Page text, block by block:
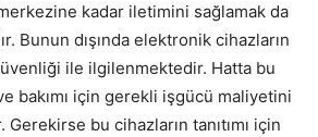
kadar iletimini sağlamak da
Bunun dışında elektronik cihazların
ile ilgilenmektedir. Hatta bu
bakımı için gerekli işgücü maliyetini
Gerekirse bu cihazların tanıtımı için